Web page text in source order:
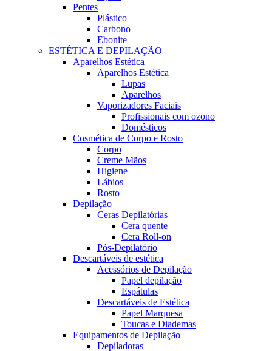
Pentes
Plástico
Carbono
Ebonite
ESTÉTICA E DEPILAÇÃO
Aparelhos Estética
Aparelhos Estética
Lupas
Aparelhos
Vaporizadores Faciais
Profissionais com ozono
Domésticos
Cosmética de Corpo e Rosto
Corpo
Creme Mãos
Higiene
Lábios
Rosto
Depilação
Ceras Depilatórias
Cera quente
Cera Roll-on
Pós-Depilatório
Descartáveis de estética
Acessórios de Depilação
Papel depilação
Espátulas
Descartáveis de Estética
Papel Marquesa
Toucas e Diademas
Equipamentos de Depilação
Depiladoras